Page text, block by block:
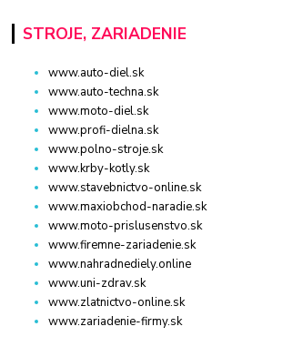
STROJE, ZARIADENIE
www.auto-diel.sk
www.auto-techna.sk
www.moto-diel.sk
www.profi-dielna.sk
www.polno-stroje.sk
www.krby-kotly.sk
www.stavebnictvo-online.sk
www.maxiobchod-naradie.sk
www.moto-prislusenstvo.sk
www.firemne-zariadenie.sk
www.nahradnediely.online
www.uni-zdrav.sk
www.zlatnictvo-online.sk
www.zariadenie-firmy.sk